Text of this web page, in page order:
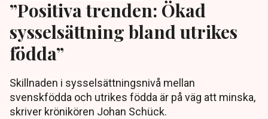
”Positiva trenden: Ökad
sysselsättning bland utrikes
födda”
Skillnaden i sysselsättningsnivå mellan
svenskfödda och utrikes födda är på väg att minska,
skriver krönikören Johan Schück.